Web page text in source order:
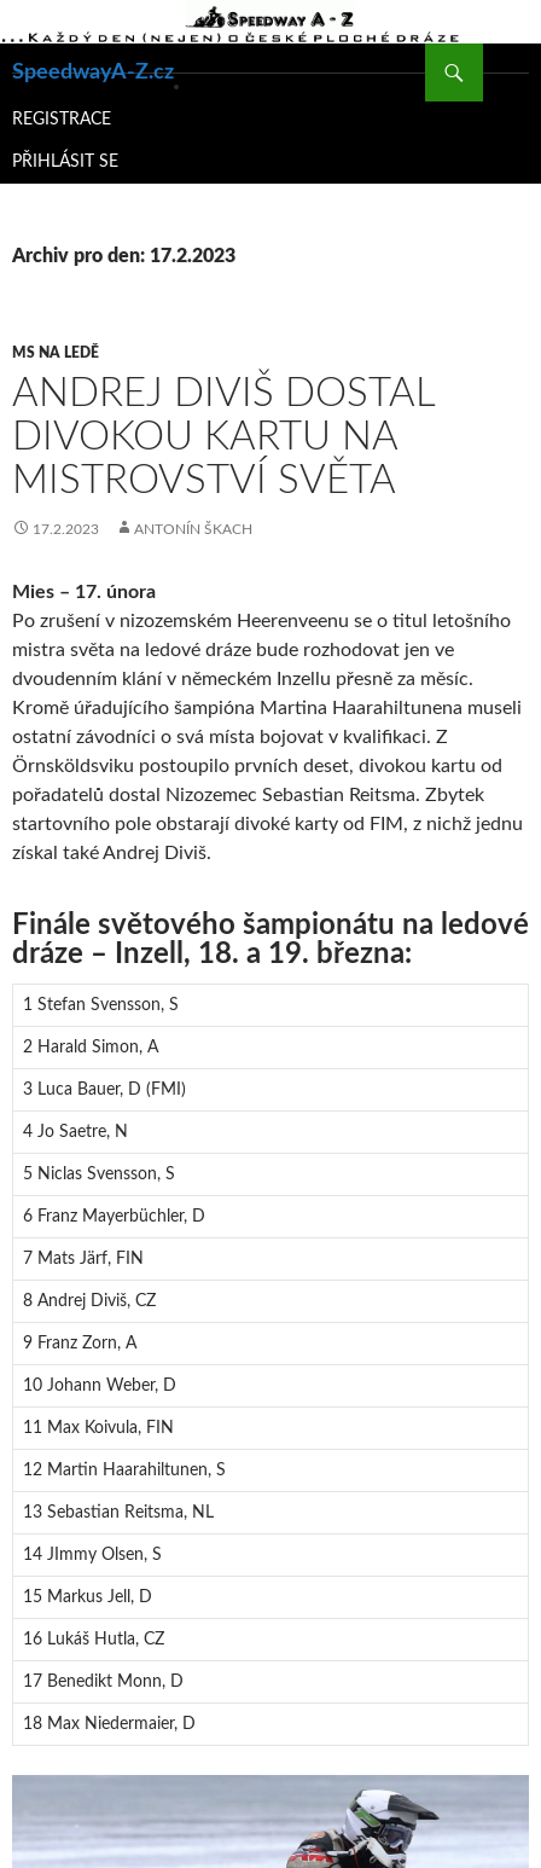
SpeedwayA-Z.cz
K
WEBU
REGISTRACE
PŘIHLÁSIT SE
Archiv pro den: 17.2.2023
MS NA LEDĚ
ANDREJ DIVIŠ DOSTAL
DIVOKOU KARTU NA
MISTROVSTVÍ SVĚTA
17.2.2023 ANTONÍN ŠKACH
Mies – 17. února
Po zrušení v nizozemském Heerenveenu se o titul letošního
mistra světa na ledové dráze bude rozhodovat jen ve
dvoudenním klání v německém Inzellu přesně za měsíc.
Kromě úřadujícího šampióna Martina Haarahiltunena museli
ostatní závodníci o svá místa bojovat v kvalifikaci. Z
Örnsköldsviku postoupilo prvních deset, divokou kartu od
pořadatelů dostal Nizozemec Sebastian Reitsma. Zbytek
startovního pole obstarají divoké karty od FIM, z nichž jednu
získal také Andrej Diviš.
Finále světového šampionátu na ledové
dráze – Inzell, 18. a 19. března:
1 Stefan Svensson, S
2 Harald Simon, A
3 Luca Bauer, D (FMI)
4 Jo Saetre, N
5 Niclas Svensson, S
6 Franz Mayerbüchler, D
7 Mats Järf, FIN
8 Andrej Diviš, CZ
9 Franz Zorn, A
10 Johann Weber, D
11 Max Koivula, FIN
12 Martin Haarahiltunen, S
13 Sebastian Reitsma, NL
14 JImmy Olsen, S
15 Markus Jell, D
16 Lukáš Hutla, CZ
17 Benedikt Monn, D
18 Max Niedermaier, D